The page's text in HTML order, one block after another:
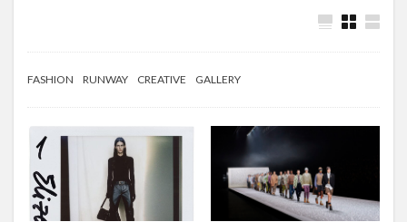
FASHION RUNWAY CREATIVE GALLERY